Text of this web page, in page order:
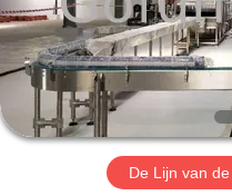
VIDEOS
VR-
SHOW
De Lijn van